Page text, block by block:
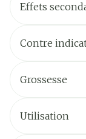
Effets
Contre
Grossesse
Utilisation